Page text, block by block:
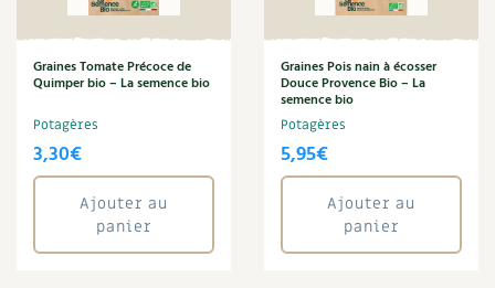
Graines Tomate Précoce de
Quimper bio – La semence bio
Potagères
3,30€
Ajouter au
panier
Graines Pois nain à écosser
Douce Provence Bio – La
semence bio
Potagères
5,95€
Ajouter au
panier